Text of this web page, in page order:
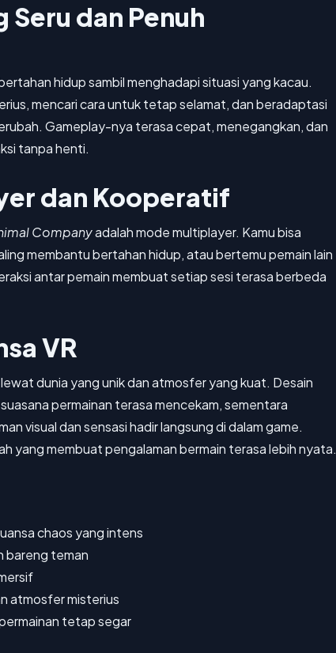
dan Penuh
hidup sambil menghadapi situasi yang kacau.
mencari cara untuk tetap selamat, dan beradaptasi
Gameplay-nya terasa cepat, menegangkan, dan
tanpa henti.
dan Kooperatif
Companyadalah mode multiplayer. Kamu bisa
membantu bertahan hidup, atau bertemu pemain lain
antar pemain membuat setiap sesi terasa berbeda
VR
lewat dunia yang unik dan atmosfer yang kuat. Desain
permainan terasa mencekam, sementara
visual dan sensasi hadir langsung di dalam game.
yang membuat pengalaman bermain terasa lebih nyata.
chaos yang intens
bareng teman
atmosfer misterius
tetap segar